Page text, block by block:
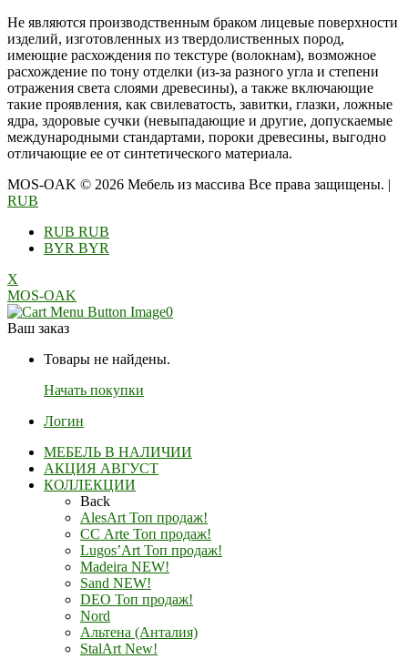
Не являются производственным браком лицевые поверхности
изделий, изготовленных из твердолиственных пород,
имеющие расхождения по текстуре (волокнам), возможное
расхождение по тону отделки (из-за разного угла и степени
отражения света слоями древесины), а также включающие
такие проявления, как свилеватость, завитки, глазки, ложные
ядра, здоровые сучки (невыпадающие и другие, допускаемые
международными стандартами, пороки древесины, выгодно
отличающие ее от синтетического материала.
MOS-OAK © 2026 Мебель из массива Все права защищены. |
RUB
RUB RUB
BYR BYR
X
MOS-OAK
0
Ваш заказ
Товары не найдены.
Начать покупки
Логин
МЕБЕЛЬ В НАЛИЧИИ
АКЦИЯ АВГУСТ
КОЛЛЕКЦИИ
Back
AlesArt Топ продаж!
СС Arte Топ продаж!
Lugos’Art Топ продаж!
Madeira NEW!
Sand NEW!
DEO Топ продаж!
Nord
Альтена (Анталия)
StalArt New!